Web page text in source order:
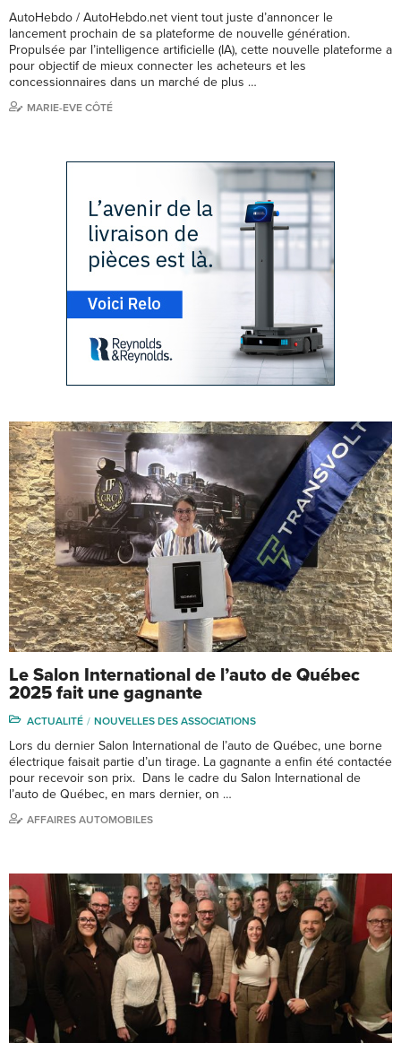
AutoHebdo / AutoHebdo.net vient tout juste d’annoncer le
lancement prochain de sa plateforme de nouvelle génération.
Propulsée par l’intelligence artificielle (IA), cette nouvelle plateforme a
pour objectif de mieux connecter les acheteurs et les
concessionnaires dans un marché de plus …
MARIE-EVE CÔTÉ
Le Salon International de l’auto de Québec
2025 fait une gagnante
ACTUALITÉ NOUVELLES DES ASSOCIATIONS
Lors du dernier Salon International de l’auto de Québec, une borne
électrique faisait partie d’un tirage. La gagnante a enfin été contactée
pour recevoir son prix. Dans le cadre du Salon International de
l’auto de Québec, en mars dernier, on …
AFFAIRES AUTOMOBILES